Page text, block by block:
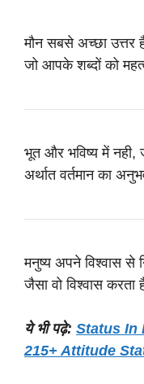
मौन सबसे अच्छा उत्तर
जो आपके शब्दों को
भूत और भविष्य में नही,
अर्थात वर्तमान का
मनुष्य अपने विश्वास से
जैसा वो विश्वास करता
ये भी पढ़े: Status In
215+ Attitude